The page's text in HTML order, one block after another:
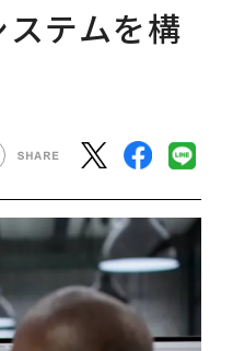
テムを構